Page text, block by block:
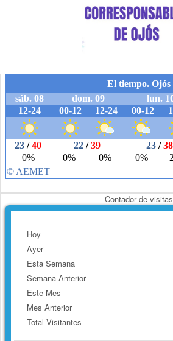
Contador de visitas
Hoy
Ayer
Esta Semana
Semana Anterior
Este Mes
Mes Anterior
Total Visitantes